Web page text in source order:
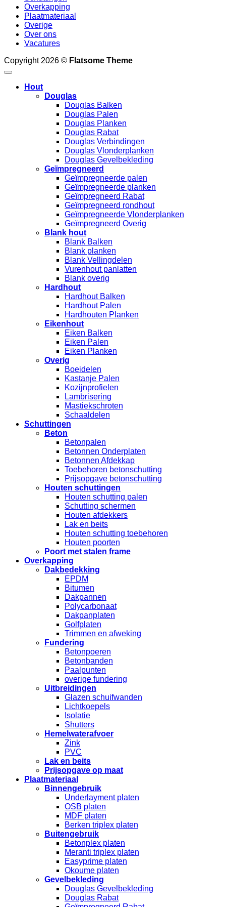
Overkapping
Plaatmateriaal
Overige
Over ons
Vacatures
Copyright 2026 © Flatsome Theme
Hout
Douglas
Douglas Balken
Douglas Palen
Douglas Planken
Douglas Rabat
Douglas Verbindingen
Douglas Vlonderplanken
Douglas Gevelbekleding
Geïmpregneerd
Geïmpregneerde palen
Geïmpregneerde planken
Geïmpregneerd Rabat
Geïmpregneerd rondhout
Geïmpregneerde Vlonderplanken
Geïmpregneerd Overig
Blank hout
Blank Balken
Blank planken
Blank Vellingdelen
Vurenhout panlatten
Blank overig
Hardhout
Hardhout Balken
Hardhout Palen
Hardhouten Planken
Eikenhout
Eiken Balken
Eiken Palen
Eiken Planken
Overig
Boeidelen
Kastanje Palen
Kozijnprofielen
Lambrisering
Mastiekschroten
Schaaldelen
Schuttingen
Beton
Betonpalen
Betonnen Onderplaten
Betonnen Afdekkap
Toebehoren betonschutting
Prijsopgave betonschutting
Houten schuttingen
Houten schutting palen
Schutting schermen
Houten afdekkers
Lak en beits
Houten schutting toebehoren
Houten poorten
Poort met stalen frame
Overkapping
Dakbedekking
EPDM
Bitumen
Dakpannen
Polycarbonaat
Dakpanplaten
Golfplaten
Trimmen en afweking
Fundering
Betonpoeren
Betonbanden
Paalpunten
overige fundering
Uitbreidingen
Glazen schuifwanden
Lichtkoepels
Isolatie
Shutters
Hemelwaterafvoer
Zink
PVC
Lak en beits
Prijsopgave op maat
Plaatmateriaal
Binnengebruik
Underlayment platen
OSB platen
MDF platen
Berken triplex platen
Buitengebruik
Betonplex platen
Meranti triplex platen
Easyprime platen
Okoume platen
Gevelbekleding
Douglas Gevelbekleding
Douglas Rabat